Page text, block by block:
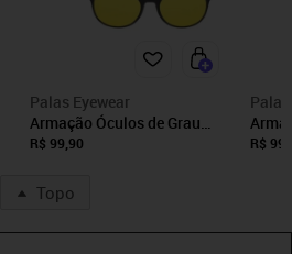
Palas Eyewear
Armação Óculos de Grau
Maculino Redonda Clipon 3
R$ 99,90 R$
Topo